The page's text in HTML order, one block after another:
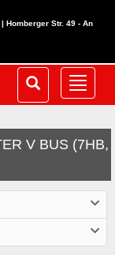
Homberger Str. 49 - An
ein-/
V BUS (7HB,